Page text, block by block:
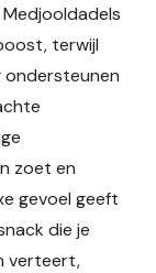
terwijl
ondersteunen
zoet en
gevoel geeft
die je
verteert,